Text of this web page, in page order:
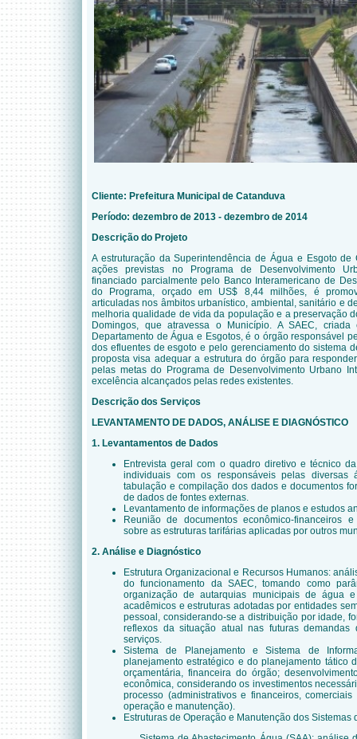
Cliente: Prefeitura Municipal de Catanduva
Período: dezembro de 2013 - dezembro de 2014
Descrição do Projeto
A estruturação da Superintendência de Água e Esgoto
ações previstas no Programa de Desenvolvimento
financiado parcialmente pelo Banco Interamericano de
do Programa, orçado em US$ 8,44 milhões, é
articuladas nos âmbitos urbanístico, ambiental, sanitário e
melhoria qualidade de vida da população e a preservação
Domingos, que atravessa o Município. A SAEC,
Departamento de Água e Esgotos, é o órgão responsável
dos efluentes de esgoto e pelo gerenciamento do sistema
proposta visa adequar a estrutura do órgão para
pelas metas do Programa de Desenvolvimento Urbano
excelência alcançados pelas redes existentes.
Descrição dos Serviços
LEVANTAMENTO DE DADOS, ANÁLISE E DIAGNÓSTICO
1. Levantamentos de Dados
Entrevista geral com o quadro diretivo e técnico
individuais com os responsáveis pelas diversas
tabulação e compilação dos dados e documentos
de dados de fontes externas.
Levantamento de informações de planos e estudos
Reunião de documentos econômico-financeiros
sobre as estruturas tarifárias aplicadas por outros
2. Análise e Diagnóstico
Estrutura Organizacional e Recursos Humanos:
do funcionamento da SAEC, tomando como
organização de autarquias municipais de água
acadêmicos e estruturas adotadas por entidades
pessoal, considerando-se a distribuição por idade,
reflexos da situação atual nas futuras
serviços.
Sistema de Planejamento e Sistema de
planejamento estratégico e do planejamento tático
orçamentária, financeira do órgão;
econômica, considerando os investimentos
processo (administrativos e financeiros,
operação e manutenção).
Estruturas de Operação e Manutenção dos Sistemas